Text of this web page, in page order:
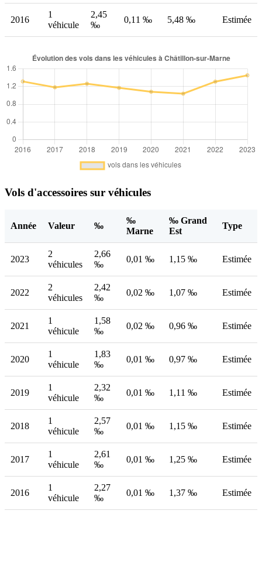
2016
1
véhicule
2,45
‰
0,11 ‰ 5,48 ‰ Estimée
Vols d'accessoires sur véhicules
Année Valeur ‰
‰
Marne
‰ Grand
Est
Type
2023
2
véhicules
2,66
‰
0,01 ‰ 1,15 ‰ Estimée
2022
2
véhicules
2,42
‰
0,02 ‰ 1,07 ‰ Estimée
2021
1
véhicule
1,58
‰
0,02 ‰ 0,96 ‰ Estimée
2020
1
véhicule
1,83
‰
0,01 ‰ 0,97 ‰ Estimée
2019
1
véhicule
2,32
‰
0,01 ‰ 1,11 ‰ Estimée
2018
1
véhicule
2,57
‰
0,01 ‰ 1,15 ‰ Estimée
2017
1
véhicule
2,61
‰
0,01 ‰ 1,25 ‰ Estimée
2016
1
véhicule
2,27
‰
0,01 ‰ 1,37 ‰ Estimée